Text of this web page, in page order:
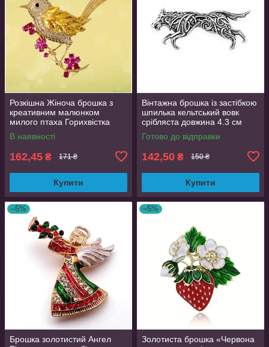
Розкішна Жіноча брошка з
креативним малюнком
милого птаха Горихвістка
В наявності
162,45 ₴ 171 ₴
Купити
Вінтажна брошка із застібкою
шпилька кельтський вовк
срібляста довжина 4.3 см
Готово до відправки
142,50 ₴ 150 ₴
Купити
–5%
Брошка золотистий Ангел
–5%
Золотиста брошка «Червона